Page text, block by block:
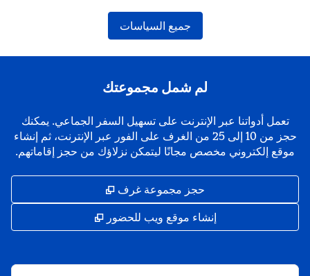
جميع السياسات
لم شمل مجموعتك
تعمل أدواتنا عبر الإنترنت على تسهيل السفر الجماعي. يمكنك
حجز من 10 إلى 25 من الغرف على الفور عبر الإنترنت، ثم إنشاء
موقع إلكتروني مخصص مجانًا ليتمكن نزلاؤك من حجز إقاماتهم.
حجز مجموعة غرف
إنشاء موقع ويب للحضور